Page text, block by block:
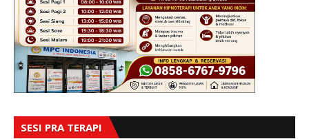
SESI PRA TERAPI